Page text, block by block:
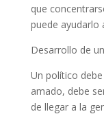
que
puede ayudarlo
Desarrollo de
Un político
amado, debe
de llegar a la